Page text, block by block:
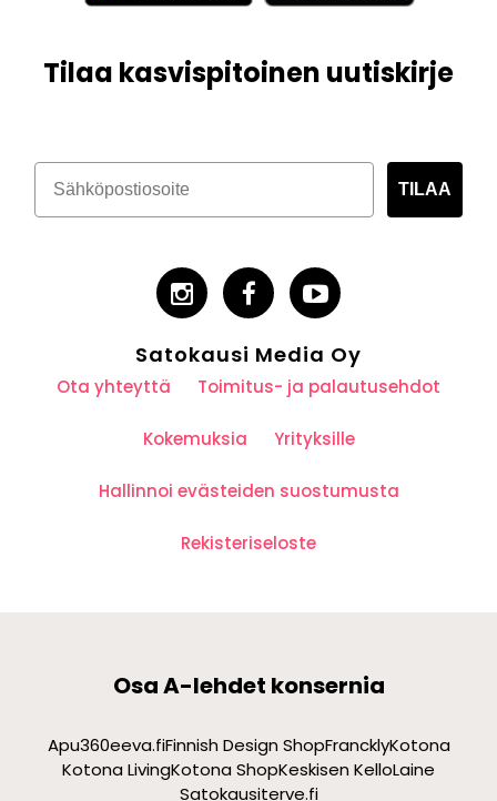
Tilaa kasvispitoinen uutiskirje
TILAA
Satokausi Media Oy
Ota yhteyttä Toimitus- ja palautusehdot
Kokemuksia Yrityksille
Hallinnoi evästeiden suostumusta
Rekisteriseloste
Osa A-lehdet konsernia
Apu360eeva.fiFinnish Design ShopFrancklyKotona
Kotona LivingKotona ShopKeskisen KelloLaine
Satokausiterve.fi